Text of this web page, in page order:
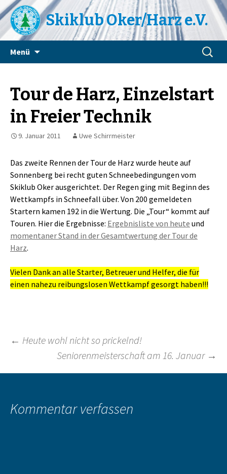
Skiklub Oker/Harz e.V.
Menü
Suchen
nach:
Tour de Harz, Einzelstart
in Freier Technik
9. Januar 2011 Uwe Schirrmeister
Das zweite Rennen der Tour de Harz wurde heute auf
Sonnenberg bei recht guten Schneebedingungen vom
Skiklub Oker ausgerichtet. Der Regen ging mit Beginn des
Wettkampfs in Schneefall über. Von 200 gemeldeten
Startern kamen 192 in die Wertung. Die „Tour“ kommt auf
Touren. Hier die Ergebnisse: Ergebnisliste von heute und
momentaner Stand in der Gesamtwertung der Tour de
Harz.
Vielen Dank an alle Starter, Betreuer und Helfer, die für
einen nahezu reibungslosen Wettkampf gesorgt haben!!!
Beitragsnavigation
← Heute wohl nicht so prickelnd!
Seniorenmeisterschaft am 16. Januar →
Kommentar verfassen